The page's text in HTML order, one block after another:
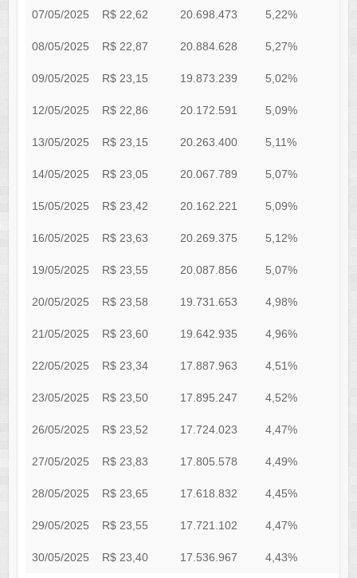
07/05/2025 R$ 22,62 20.698.473 5,22%
08/05/2025 R$ 22,87 20.884.628 5,27%
09/05/2025 R$ 23,15 19.873.239 5,02%
12/05/2025 R$ 22,86 20.172.591 5,09%
13/05/2025 R$ 23,15 20.263.400 5,11%
14/05/2025 R$ 23,05 20.067.789 5,07%
15/05/2025 R$ 23,42 20.162.221 5,09%
16/05/2025 R$ 23,63 20.269.375 5,12%
19/05/2025 R$ 23,55 20.087.856 5,07%
20/05/2025 R$ 23,58 19.731.653 4,98%
21/05/2025 R$ 23,60 19.642.935 4,96%
22/05/2025 R$ 23,34 17.887.963 4,51%
23/05/2025 R$ 23,50 17.895.247 4,52%
26/05/2025 R$ 23,52 17.724.023 4,47%
27/05/2025 R$ 23,83 17.805.578 4,49%
28/05/2025 R$ 23,65 17.618.832 4,45%
29/05/2025 R$ 23,55 17.721.102 4,47%
30/05/2025 R$ 23,40 17.536.967 4,43%